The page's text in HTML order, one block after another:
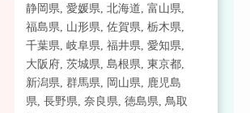
静岡県,愛媛県,北海道,富山県,
福島県, 山形県,佐賀県,栃木県,
千葉県,岐阜県,福井県,愛知県,
大阪府,茨城県,島根県,東京都,
新潟県,群馬県, 岡山県, 鹿児島
県,長野県,奈良県,徳島県,鳥取